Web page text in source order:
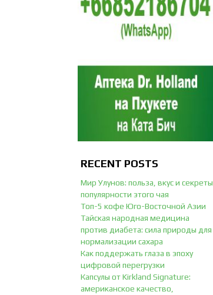
RECENT POSTS
Мир Улунов: польза, вкус и секреты
популярности этого чая
Топ-5 кофе Юго-Восточной Азии
Тайская народная медицина
против диабета: сила природы для
нормализации сахара
Как поддержать глаза в эпоху
цифровой перегрузки
Капсулы от Kirkland Signature:
американское качество,